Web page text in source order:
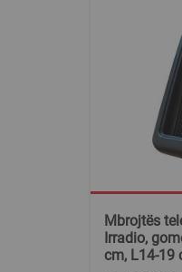
Mbrojtës
Irradio,
cm, L14-19